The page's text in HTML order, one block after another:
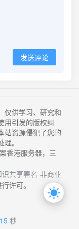
发送评论
仅供学习、研究和
用引发的版权纠
站资源侵犯了您的
。
香港服务器，三
识共享署名-非商业
许可。
15 秒